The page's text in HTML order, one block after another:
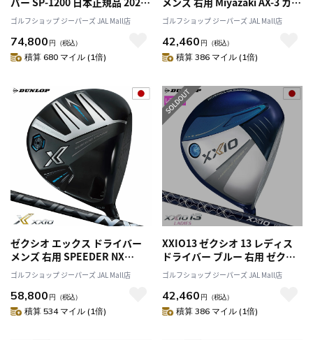
年3月発売 メーカー2年保証
XXIO PRIME
ゴルフショップ ジーパーズ JAL Mall店
74,800 円 （税込）
積算 680 マイル (1倍)
ボンシャフト DUNLOP 2024年
モデル 日本正規品
ゴルフショップ ジーパーズ JAL Mall店
42,460 円 （税込）
積算 386 マイル (1倍)
ゼクシオ エックス ドライバー
メンズ 右用 SPEEDER NX
BLACK 50 カーボンシャフト
DUNLOP 2024年モデル 日本正
規品
ゴルフショップ ジーパーズ JAL Mall店
58,800 円 （税込）
積算 534 マイル (1倍)
XXIO13 ゼクシオ 13 レディス
ドライバー ブルー 右用 ゼクシ
オ MP1300L カーボンシャフト
DUNLOP 2024年モデル 日本正
規品
ゴルフショップ ジーパーズ JAL Mall店
42,460 円 （税込）
積算 386 マイル (1倍)